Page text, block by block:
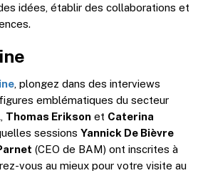
idées, établir des collaborations et
, plongez dans des interviews
emblématiques du secteur
, Thomas Eriksonet Caterina
sessions Yannick De Bièvre
(CEO de BAM) ont inscrites à
vous au mieux pour votre visite au